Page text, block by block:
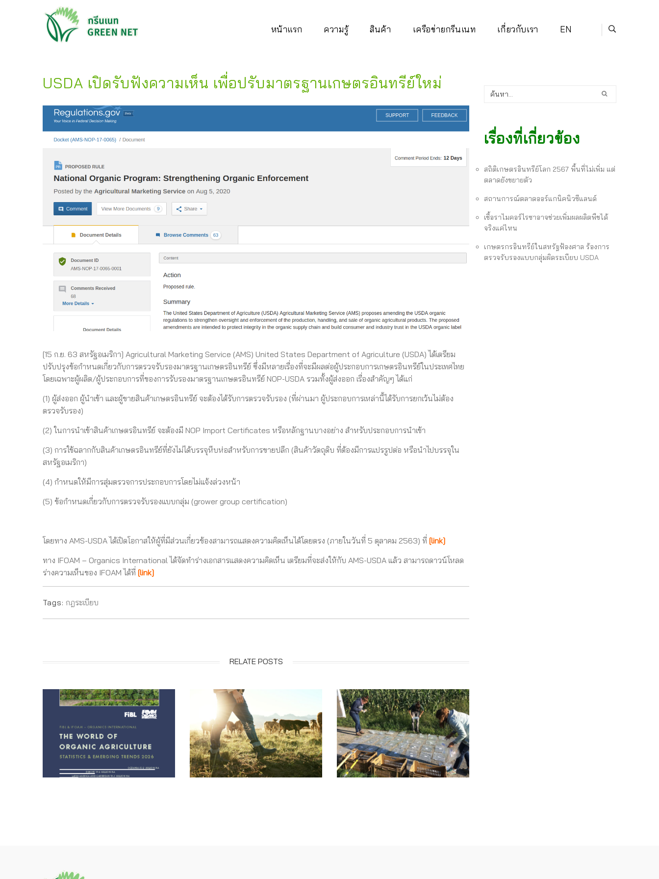
หน้าแรก ความรู้ สินค้า เครือข่ายกรีนเนท เกี่ยวกับเรา EN
USDA เปิดรับฟังความเห็น เพื่อปรับมาตรฐานเกษตรอินทรีย์ใหม่
[15 ก.ย. 63 สหรัฐอเมริกา] Agricultural Marketing Service (AMS) United States Department of Agriculture (USDA) ได้เตรียม
ปรับปรุงข้อกำหนดเกี่ยวกับการตรวจรับรองมาตรฐานเกษตรอินทรีย์ ซึ่งมีหลายเรื่องที่จะมีผลต่อผู้ประกอบการเกษตรอินทรีย์ในประเทศไทย
โดยเฉพาะผู้ผลิต/ผู้ประกอบการที่ของการรับรองมาตรฐานเกษตรอินทรีย์ NOP-USDA รวมทั้งผู้ส่งออก เรื่องสำคัญๆ ได้แก่
(1) ผู้ส่งออก ผู้นำเข้า และผู้ขายสินค้าเกษตรอินทรีย์ จะต้องได้รับการตรวจรับรอง (ที่ผ่านมา ผู้ประกอบการเหล่านี้ได้รับการยกเว้นไม่ต้อง
ตรวจรับรอง)
(2) ในการนำเข้าสินค้าเกษตรอินทรีย์ จะต้องมี NOP Import Certificates หรือหลักฐานบางอย่าง สำหรับประกอบการนำเข้า
(3) การใช้ฉลากกับสินค้าเกษตรอินทรีย์ที่ยังไม่ได้บรรจุหีบห่อสำหรับการขายปลีก (สินค้าวัตถุดิบ ที่ต้องมีการแปรรูปต่อ หรือนำไปบรรจุใน
สหรัฐอเมริกา)
(4) กำหนดให้มีการสุ่มตรวจการประกอบการโดยไม่แจ้งล่วงหน้า
(5) ข้อกำหนดเกี่ยวกับการตรวจรับรองแบบกลุ่ม (grower group certification)
โดยทาง AMS-USDA ได้เปิดโอกาสให้ผู้ที่มีส่วนเกี่ยวข้องสามารถแสดงความคิดเห็นได้โดยตรง (ภายในวันที่ 5 ตุลาคม 2563) ที่ [link]
ทาง IFOAM – Organics International ได้จัดทำร่างเอกสารแสดงความคิดเห็น เตรียมที่จะส่งให้กับ AMS-USDA แล้ว สามารถดาวน์โหลด
ร่างความเห็นของ IFOAM ได้ที่ [link]
Tags: กฎระเบียบ
RELATE POSTS
เรื่องที่เกี่ยวข้อง
สถิติเกษตรอินทรีย์โลก 2567 พื้นที่ไม่เพิ่ม แต่
ตลาดยังขยายตัว
สถานการณ์ตลาดออร์แกนิคนิวซีแลนด์
เชื้อราไมคอร์ไรซาอาจช่วยเพิ่มผลผลิตพืชได้
จริงแค่ไหน
เกษตรกรอินทรีย์ในสหรัฐฟ้องศาล ร้องการ
ตรวจรับรองแบบกลุ่มผิดระเบียบ USDA